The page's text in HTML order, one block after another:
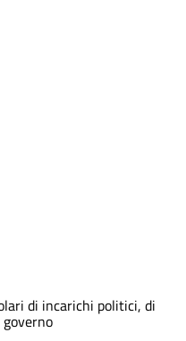
di incarichi politici, di